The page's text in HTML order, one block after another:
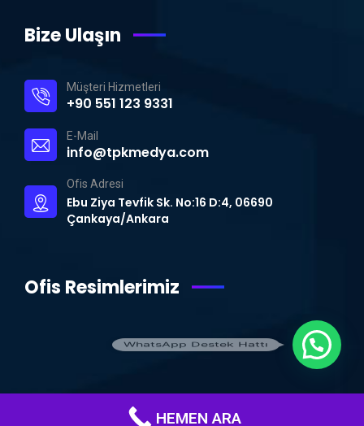
Bize Ulaşın
Müşteri Hizmetleri
+90 551 123 9331
E-Mail
info@tpkmedya.com
Ofis Adresi
Ebu Ziya Tevfik Sk. No:16 D:4, 06690
Çankaya/Ankara
Ofis Resimlerimiz
WhatsApp Destek Hattı
HEMEN ARA